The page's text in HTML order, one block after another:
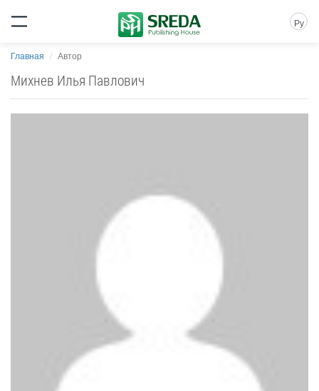
Ру
Главная Автор
Михнев Илья Павлович